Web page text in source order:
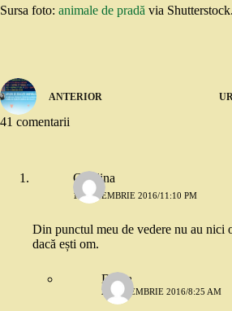
Sursa foto: animale de pradă via
ANTERIOR
41 comentarii
Cătălina
1 SEPTEMBRIE 2016/11:10 PM
Din punctul meu de vedere nu au nici
dacă ești om.
Diana
2 SEPTEMBRIE 2016/8:25 AM